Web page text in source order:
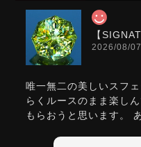
2026/08/07
唯一無二の美しいスフ
らくルースのまま楽し
もらおうと思います。